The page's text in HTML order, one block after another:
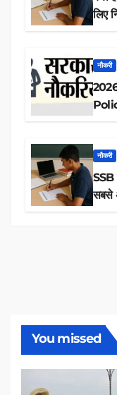
लिए
नौकरी
नौकरी
SSB
सबसे
You missed